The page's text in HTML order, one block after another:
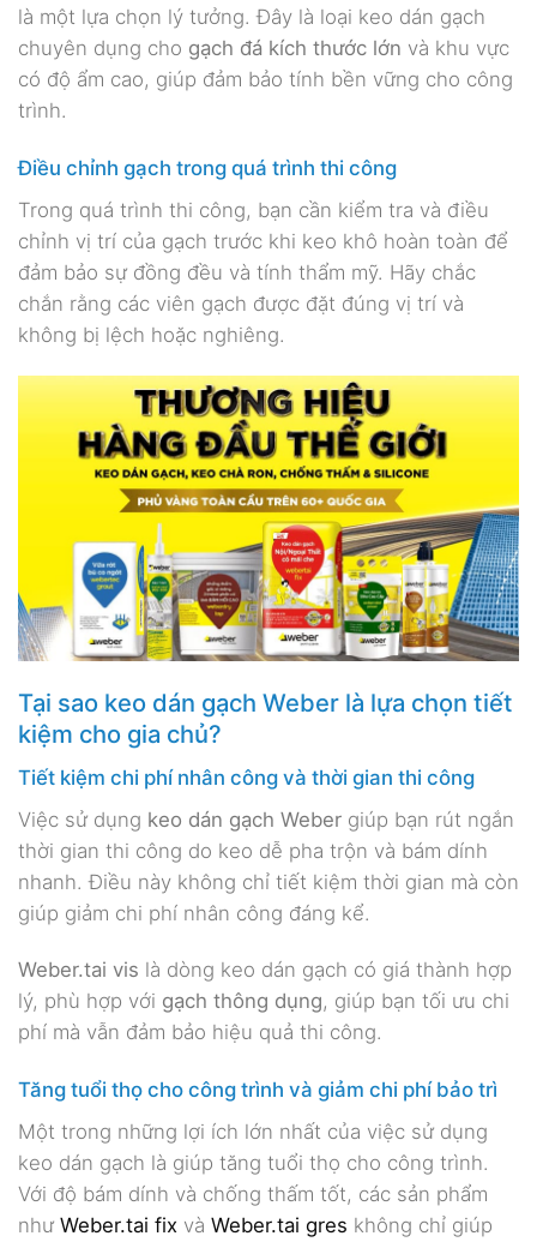
là một lựa chọn lý tưởng. Đây là loại keo dán gạch
chuyên dụng cho gạch đá kích thước lớn và khu vực
có độ ẩm cao, giúp đảm bảo tính bền vững cho công
trình.
Điều chỉnh gạch trong quá trình thi công
Trong quá trình thi công, bạn cần kiểm tra và điều
chỉnh vị trí của gạch trước khi keo khô hoàn toàn để
đảm bảo sự đồng đều và tính thẩm mỹ. Hãy chắc
chắn rằng các viên gạch được đặt đúng vị trí và
không bị lệch hoặc nghiêng.
Tại sao keo dán gạch Weber là lựa chọn tiết
kiệm cho gia chủ?
Tiết kiệm chi phí nhân công và thời gian thi công
Việc sử dụng keo dán gạch Weber giúp bạn rút ngắn
thời gian thi công do keo dễ pha trộn và bám dính
nhanh. Điều này không chỉ tiết kiệm thời gian mà còn
giúp giảm chi phí nhân công đáng kể.
Weber.tai vis là dòng keo dán gạch có giá thành hợp
lý, phù hợp với gạch thông dụng, giúp bạn tối ưu chi
phí mà vẫn đảm bảo hiệu quả thi công.
Tăng tuổi thọ cho công trình và giảm chi phí bảo trì
Một trong những lợi ích lớn nhất của việc sử dụng
keo dán gạch là giúp tăng tuổi thọ cho công trình.
Với độ bám dính và chống thấm tốt, các sản phẩm
như Weber.tai fix và Weber.tai gres không chỉ giúp